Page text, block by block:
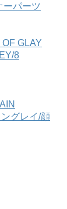
ーパーツ
GLAY
8
グレイ/顔